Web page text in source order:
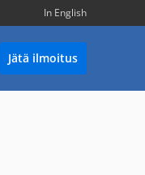
In English
Jätä ilmoitus